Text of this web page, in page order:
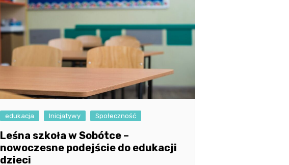
edukacja Inicjatywy Społeczność
Leśna szkoła w Sobótce –
nowoczesne podejście do edukacji
dzieci